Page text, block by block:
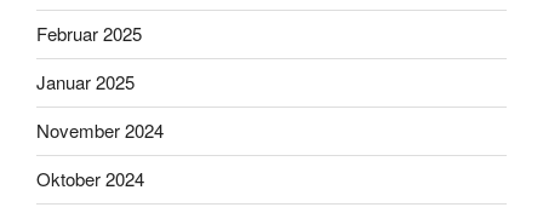
Februar 2025
Januar 2025
November 2024
Oktober 2024